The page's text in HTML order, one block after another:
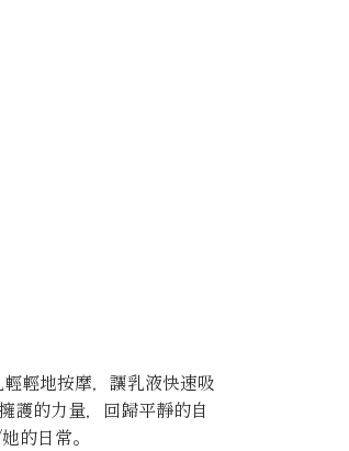
輕地按摩，讓乳液快速吸
護的力量，回歸平靜的自
的日常。